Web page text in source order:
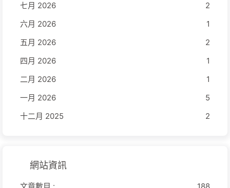
七月 2026
2
六月 2026
1
五月 2026
2
四月 2026
1
二月 2026
1
一月 2026
5
十二月 2025
2
網站資訊